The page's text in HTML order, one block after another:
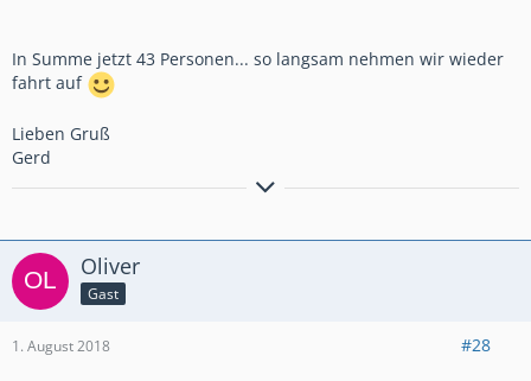
In Summe jetzt 43 Personen... so langsam nehmen wir wieder
fahrt auf
Lieben Gruß
Gerd
Bremsen macht die Felge dreckig!!!!!!!!!!!
Anders gesagt: Bremsen ist die Umwandlung hochwertiger
Geschwindigkeit in sinnlose Wärme!
Oliver
Gast
1. August 2018 #28